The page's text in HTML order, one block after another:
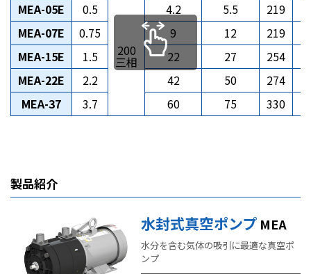
MEA-05E
0.5
200
三相
4.2 5.5 219
MEA-07E
0.75 9 12 219
MEA-15E
1.5 22 27 254
MEA-22E
2.2 42 50 274
MEA-37
3.7 60 75 330
製品紹介
水封式真空ポンプ MEA
水分を含む気体の吸引に最適な真空ポ
ンプ